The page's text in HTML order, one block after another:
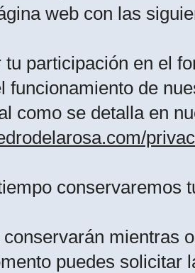
web con las
tu participación en el
funcionamiento de
como se detalla en
conservaremos
mientras
puedes solicitar